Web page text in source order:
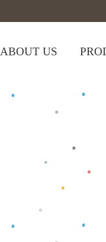
ABOUT US
, Oblong